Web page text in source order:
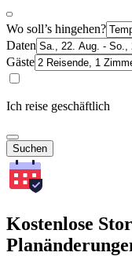
Wo soll’s hingehen?
Daten
Gäste
Ich reise geschäftlich
Suchen
Kostenlose